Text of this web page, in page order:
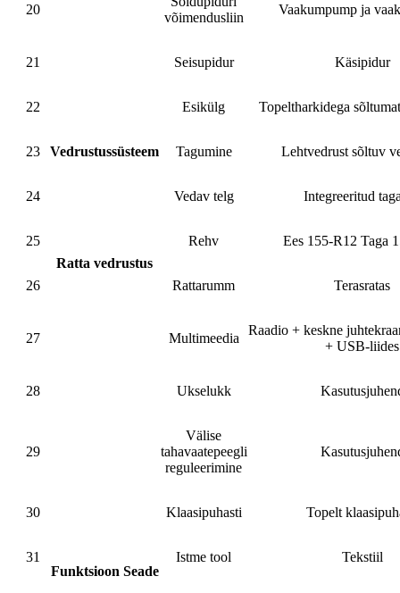
20
võimendusliin
Vaakumpump ja
21 Seisupidur Käsipidur
22
Vedrustussüsteem
Esikülg Topeltharkidega
23 Tagumine Lehtvedrust sõltuv
24 Vedav telg Integreeritud
25
Ratta vedrustus
Rehv Ees 155-R12 Taga
26 Rattarumm Terasratas
27
Funktsioon Seade
Multimeedia
Raadio + keskne
+ USB-liides
28 Ukselukk
29
Välise
tahavaatepeegli
reguleerimine
30 Klaasipuhasti Topelt
31 Istme tool Tekstiil